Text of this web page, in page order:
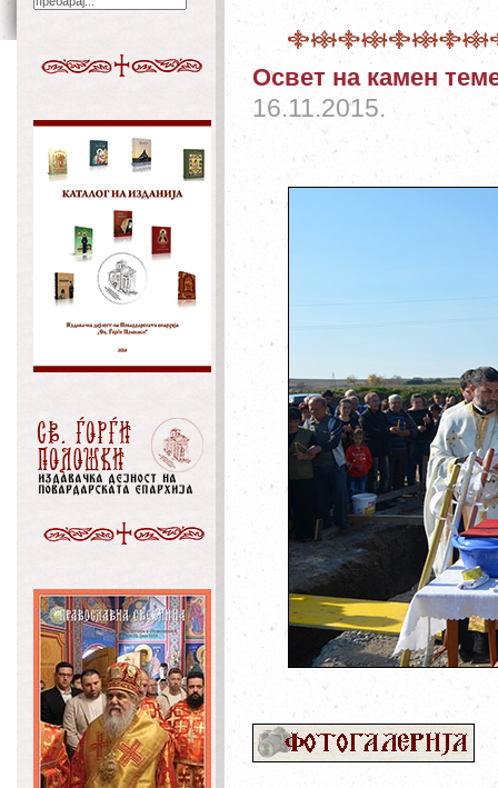
Освет на камен
16.11.2015.